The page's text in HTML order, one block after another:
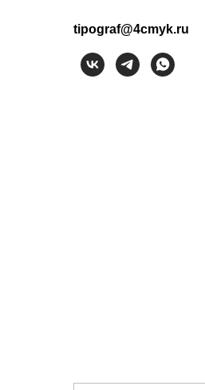
tipograf@4cmyk.ru